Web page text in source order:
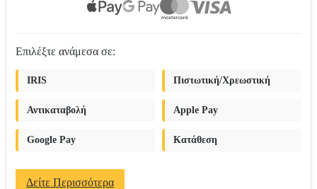
Επιλέξτε ανάμεσα σε:
IRIS Πιστωτική/Χρεωστική
Αντικαταβολή Apple Pay
Google Pay Κατάθεση
Δείτε Περισσότερα